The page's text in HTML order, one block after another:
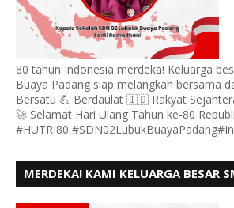
80 tahun Indonesia merdeka! Keluarga
Buaya Padang siap melangkah bersama
Bersatu 💪 Berdaulat 🇮🇩 Rakyat
🚀 Selamat Hari Ulang Tahun ke-80
#HUTRI80
MERDEKA! KAMI KELUARGA BESAR